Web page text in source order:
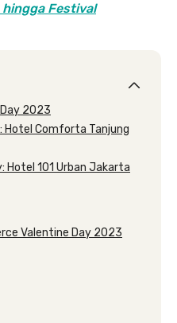
hingga Festival
2023
Hotel Comforta Tanjung
Hotel 101 Urban Jakarta
Valentine Day 2023